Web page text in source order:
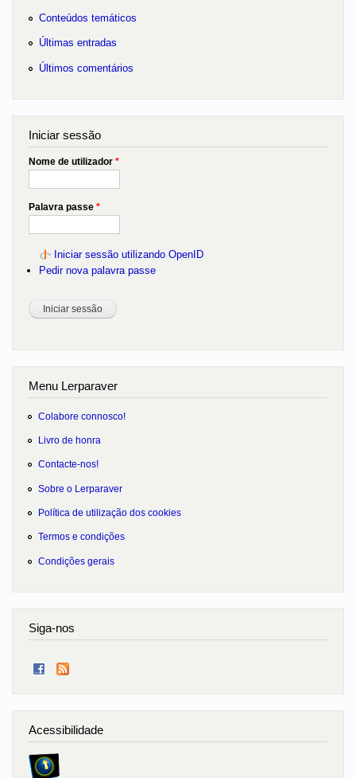
Conteúdos temáticos
Últimas entradas
Últimos comentários
Iniciar sessão
Nome de utilizador *
Palavra passe *
Iniciar sessão utilizando OpenID
Pedir nova palavra passe
Menu Lerparaver
Colabore connosco!
Livro de honra
Contacte-nos!
Sobre o Lerparaver
Política de utilização dos cookies
Termos e condições
Condições gerais
Siga-nos
Acessibilidade